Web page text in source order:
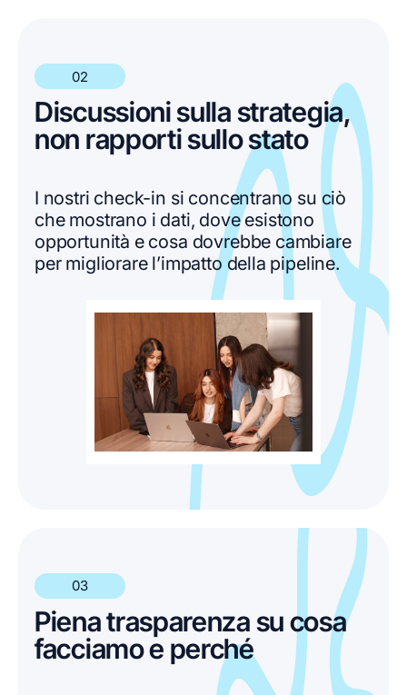
02
Discussioni sulla strategia,
non rapporti sullo stato
I nostri check-in si concentrano su ciò
che mostrano i dati, dove esistono
opportunità e cosa dovrebbe cambiare
per migliorare l’impatto della pipeline.
03
Piena trasparenza su cosa
facciamo e perché